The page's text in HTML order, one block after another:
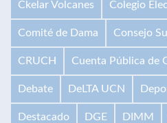
Ckelar Volcanes Colegio
Comité de Dama Consejo
CRUCH Cuenta Pública de
Debate DeLTA UCN
Destacado DGE DIMM